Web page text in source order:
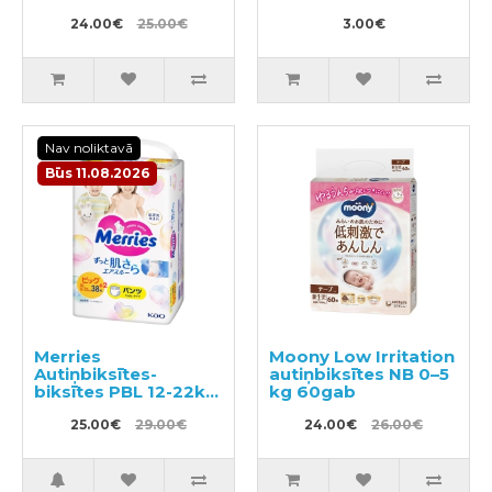
24.00€ 25.00€ 3.00€
Nav noliktavā
Būs 11.08.2026
Merries
Autiņbiksītes-
biksītes PBL 12-22kg
25.00€ 29.00€
Moony Low Irritation
autiņbiksītes NB 0–5
kg 60gab
24.00€ 26.00€